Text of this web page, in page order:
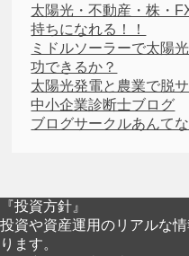
太陽光・不動産・株・
持ちになれる！！
ミドルソーラーで太陽
功できるか？
太陽光発電と農業で脱
中小企業診断士ブログ
ブログサークルあんてな
『投資方針』
投資や資産運用のリアルな
ります。